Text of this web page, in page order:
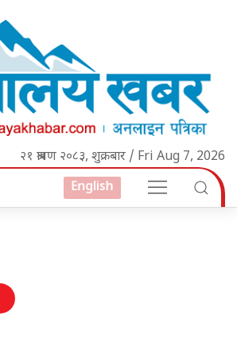
२१ श्रावण २०८३, शुक्रबार / Fri Aug 7, 2026
English